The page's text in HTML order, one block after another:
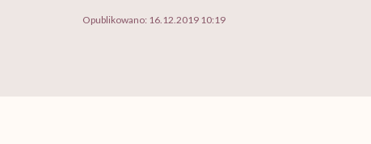
Opublikowano: 16.12.2019 10:19